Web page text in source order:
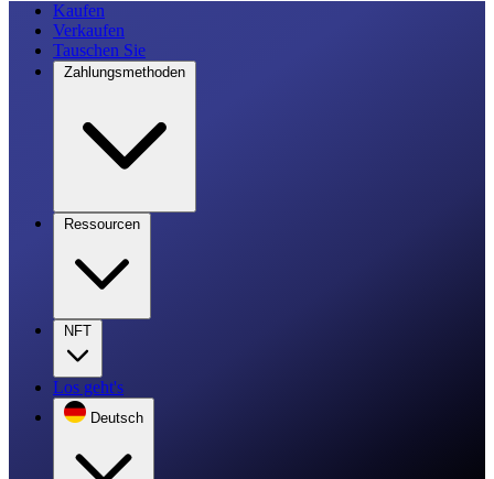
Kaufen
Verkaufen
Tauschen Sie
Zahlungsmethoden
Ressourcen
NFT
Los geht's
Deutsch